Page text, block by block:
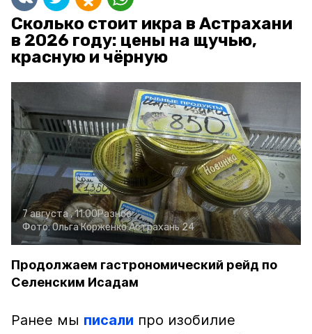
Сколько стоит икра в Астрахани
в 2026 году: цены на щучью,
красную и чёрную
7 августа , 11:00Разное
Фото:Ольга КорженкоАстрахань 24
Продолжаем гастрономический рейд по
Селенским Исадам
Ранее мы писали про изобилие